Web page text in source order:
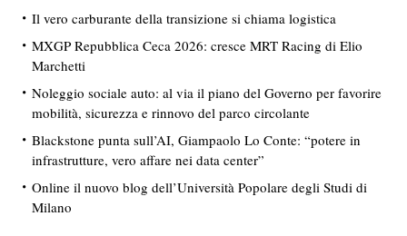
Il vero carburante della transizione si chiama logistica
MXGP Repubblica Ceca 2026: cresce MRT Racing di Elio
Marchetti
Noleggio sociale auto: al via il piano del Governo per favorire
mobilità, sicurezza e rinnovo del parco circolante
Blackstone punta sull’AI, Giampaolo Lo Conte: “potere in
infrastrutture, vero affare nei data center”
Online il nuovo blog dell’Università Popolare degli Studi di
Milano